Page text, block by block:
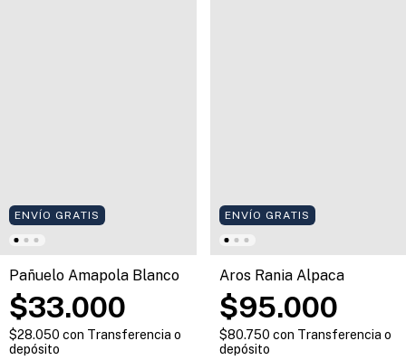
ENVÍO GRATIS
Pañuelo Amapola Blanco
$33.000
$28.050 con Transferencia o
depósito
ENVÍO GRATIS
Aros Rania Alpaca
$95.000
$80.750 con Transferencia o
depósito